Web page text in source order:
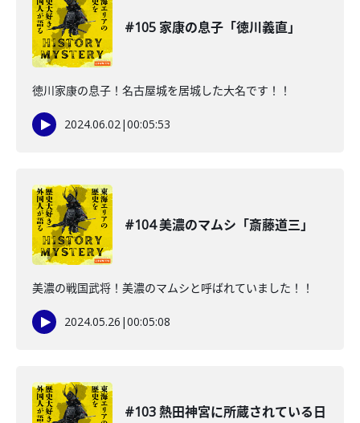
#105 家康の息子「徳川義直」
徳川家康の息子！名古屋城を居城した大名です！！
2024.06.02|00:05:53
#104 美濃のマムシ「斎藤道三」
美濃の戦国武将！美濃のマムシと呼ばれていました！！
2024.05.26 |00:05:08
#103 熱田神宮に所蔵されている日